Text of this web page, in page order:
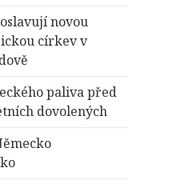
novou
církev v
paliva před
dovolených